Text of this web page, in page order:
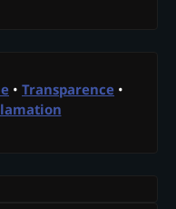
• Transparence •